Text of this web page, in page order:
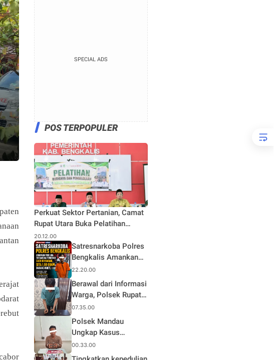
SPECIAL ADS
POS TERPOPULER
Perkuat Sektor Pertanian, Camat
Rupat Utara Buka Pelatihan
Budidaya dan Pengelolaan Hasil
Panen Pertanian di Desa Teluk
Rhu
20.12.00
Satresnarkoba Polres
Bengkalis Amankan
Terduga Pengedar
Sabu di Mandau, Sita
1,59 Gram Barang
Bukti
22.20.00
Berawal dari Informasi
Warga, Polsek Rupat
Ungkap Kasus Sabu
dan Amankan Seorang
Pria
07.35.00
Polsek Mandau
Ungkap Kasus
Narkotika, Seorang
Pria Diamankan
00.33.00